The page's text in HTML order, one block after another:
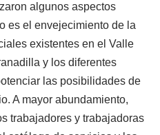
algunos aspectos
es el envejecimiento de la
existentes en el Valle
y los diferentes
las posibilidades de
A mayor abundamiento,
trabajadores y trabajadoras